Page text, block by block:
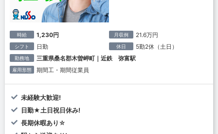
時給 1,230円 月収例 21.6万円
シフト 日勤 休日 5勤2休（土日）
勤務地 三重県桑名郡木曽岬町｜近鉄 弥富駅
雇用形態 期間工・期間従業員
未経験大歓迎!
日勤★土日祝日休み!
長期休暇あり☆